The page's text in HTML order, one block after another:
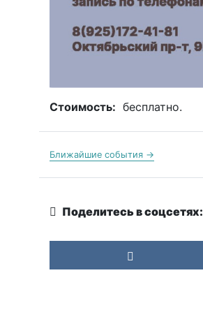
Стоимость: бесплатно.
Ближайшие события →
Поделитесь в соцсетях: